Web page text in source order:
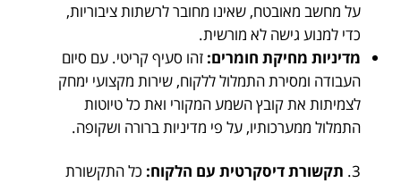
על מחשב מאובטח, שאינו מחובר לרשתות ציבוריות,
כדי למנוע גישה לא מורשית.
מדיניות מחיקת חומרים: זהו סעיף קריטי. עם סיום
העבודה ומסירת התמלול ללקוח, שירות מקצועי ימחק
לצמיתות את קובץ השמע המקורי ואת כל טיוטות
התמלול ממערכותיו, על פי מדיניות ברורה ושקופה.
תקשורת דיסקרטית עם הלקוח: כל התקשורת